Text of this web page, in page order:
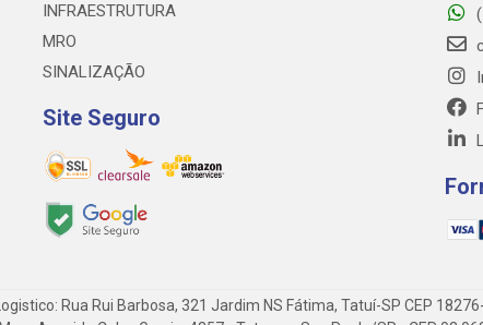
INFRAESTRUTURA
MRO
SINALIZAÇÃO
Site Seguro
Rua Rui Barbosa, 321 Jardim NS Fátima, Tatuí-SP CEP